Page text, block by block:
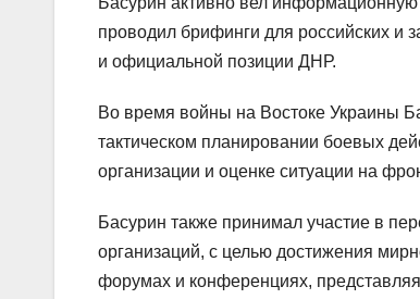
проводил брифинги для российских и
и официальной позиции ДНР.
Во время войны на Востоке Украины
тактическом планировании боевых
организации и оценке ситуации на
Басурин также принимал участие в
организаций, с целью достижения
форумах и конференциях,